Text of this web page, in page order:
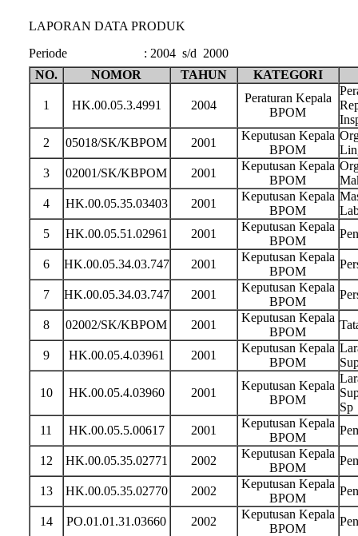
LAPORAN DATA PRODUK
Periode
: 2004 s/d 2000
NO.
NOMOR TAHUN KATEGORI
1 HK.00.05.3.4991 2004
Peraturan Kepala
BPOM
2
05018/SK/KBPOM 2001
Keputusan Kepala
BPOM
3
02001/SK/KBPOM 2001
Keputusan Kepala
BPOM
4
HK.00.05.35.03403 2001
Keputusan Kepala
BPOM
5
HK.00.05.51.02961 2001
Keputusan Kepala
BPOM
6 HK.00.05.34.03.747 2001
Keputusan Kepala
BPOM
7 HK.00.05.34.03.747 2001
Keputusan Kepala
BPOM
8 02002/SK/KBPOM 2001
Keputusan Kepala
BPOM
9 HK.00.05.4.03961 2001
Keputusan Kepala
BPOM
10 HK.00.05.4.03960 2001
Keputusan Kepala
BPOM
Sp
11
HK.00.05.5.00617 2001
Keputusan Kepala
BPOM
12 HK.00.05.35.02771 2002
Keputusan Kepala
BPOM
13 HK.00.05.35.02770 2002
Keputusan Kepala
BPOM
14 PO.01.01.31.03660 2002
Keputusan Kepala
BPOM